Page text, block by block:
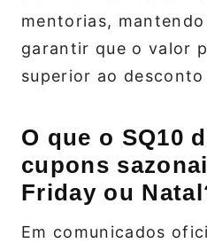
mentorias,
garantir que o valor
superior ao desconto
O que o SQ10
cupons
Friday ou
Em comunicados